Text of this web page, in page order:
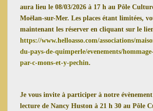
aura lieu le 08/03/2026 à 17 h au Pôle
Moëlan-sur-Mer. Les places étant limitées,
maintenant les réserver en cliquant sur le
https://www.helloasso.com/associations/
du-pays-de-quimperle/evenements/
par-c-mons-et-y-pechin.
Je vous invite à participer à notre évènement
lecture de Nancy Huston à 21 h 30 au Pôle